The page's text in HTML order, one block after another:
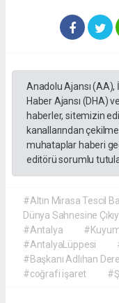
Anadolu Ajansı (AA),
Haber Ajansı (DHA)
haberler, sitemizin
kanallarından
muhataplar haberi
editörü sorumlu
#Altın Mirasa Tescil
Dünya Sahnesine
#Antalya
#AntalyaLüppesi
#Başkanı Adlıhan Dere
#coğrafi işaret